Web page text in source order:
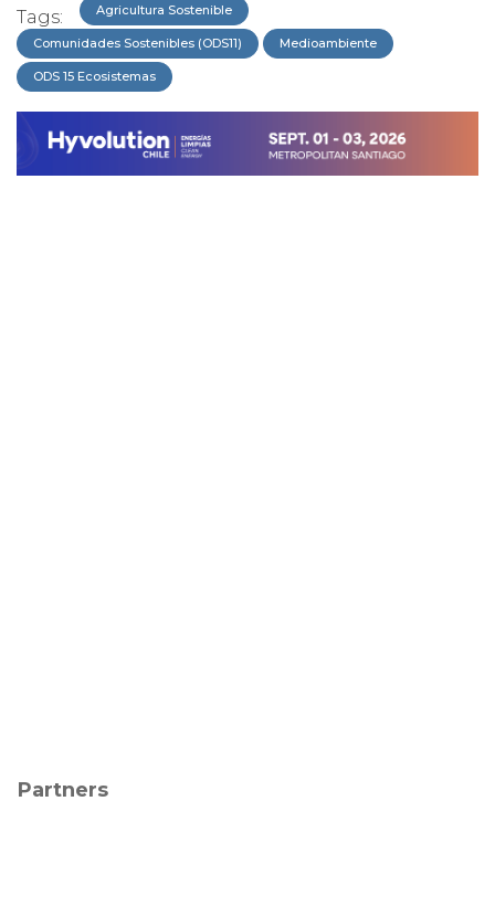
Tags: Agricultura Sostenible
Comunidades Sostenibles (ODS11) Medioambiente
ODS 15 Ecosistemas
Partners